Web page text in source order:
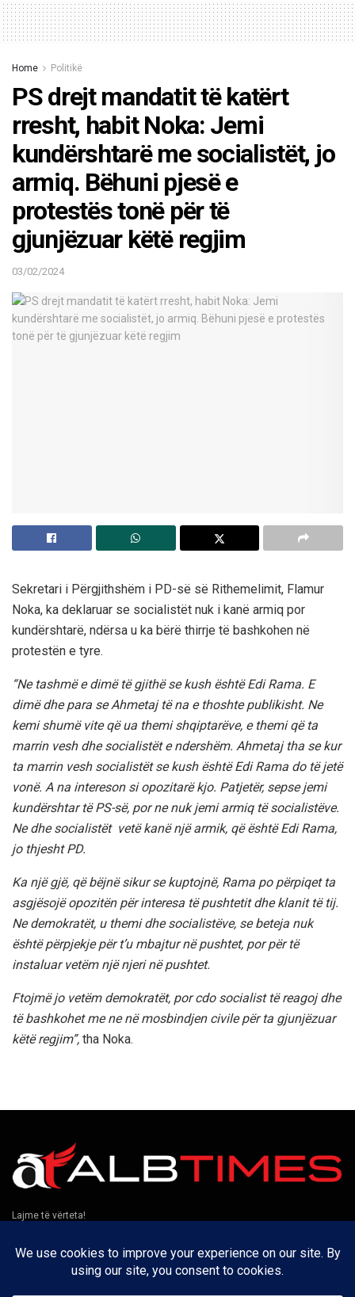
Home Politikë
PS drejt mandatit të katërt
rresht, habit Noka: Jemi
kundërshtarë me socialistët, jo
armiq. Bëhuni pjesë e
protestës tonë për të
gjunjëzuar këtë regjim
03/02/2024
Sekretari i Përgjithshëm i PD-së së Rithemelimit, Flamur
Noka, ka deklaruar se socialistët nuk i kanë armiq por
kundërshtarë, ndërsa u ka bërë thirrje të bashkohen në
protestën e tyre.
“Ne tashmë e dimë të gjithë se kush është Edi Rama. E
dimë dhe para se Ahmetaj të na e thoshte publikisht. Ne
kemi shumë vite që ua themi shqiptarëve, e themi që ta
marrin vesh dhe socialistët e ndershëm. Ahmetaj tha se kur
ta marrin vesh socialistët se kush është Edi Rama do të jetë
vonë. A na intereson si opozitarë kjo. Patjetër, sepse jemi
kundërshtar të PS-së, por ne nuk jemi armiq të socialistëve.
Ne dhe socialistët vetë kanë një armik, që është Edi Rama,
jo thjesht PD.
Ka një gjë, që bëjnë sikur se kuptojnë, Rama po përpiqet ta
asgjësojë opozitën për interesa të pushtetit dhe klanit të tij.
Ne demokratët, u themi dhe socialistëve, se beteja nuk
është përpjekje për t’u mbajtur në pushtet, por për të
instaluar vetëm një njeri në pushtet.
Ftojmë jo vetëm demokratët, por cdo socialist të reagoj dhe
të bashkohet me ne në mosbindjen civile për ta gjunjëzuar
këtë regjim”, tha Noka.
Lajme të vërteta!
Të tjera
Kontakt Puno me ne Privatësia